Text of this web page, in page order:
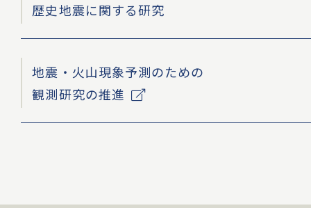
歴史地震に関する研究
地震・火山現象予測のための
観測研究の推進